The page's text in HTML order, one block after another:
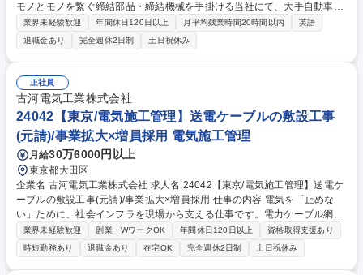
モノとモノを繋ぐ締結部品・締結機械を手掛ける当社にて、大手自動車メ
ーカー等の工場を訪問し、顧客の保全や、生産技術と連携しながら自社製
品の保全をお任せいたします。 ■設備の顧客問合せ対応 ■出荷前検査・評
価・修理 ■納入設置・保守点検 ■マニュアル作成・翻訳 ■グループ対応 ＊
緊急対応や夜間の呼び出し対応などは発生いたしません。 募集職種 【大
阪/サービスエンジニア】未経験OK/離職率3％の外資系企業/夜間・緊急対
応無
業界未経験歓迎 年間休日120日以上 月平均残業時間20時間以内
英語
退職金あり
完全週休2日制 土日祝休み
正社員
古河電気工業株式会社
24042【東京/電気施工管理】送電ケーブルの敷設工事
(元請)/事業拡大×増員採用 電気施工管理
月給30万6000円以上
東京都大田区
企業名 古河電気工業株式会社 求人名 24042【東京/電気施工管理】送電ケ
ーブルの敷設工事(元請)/事業拡大×増員採用 仕事の内容 電気を「止めな
い」ために、社会インフラを現場から支える仕事です。電力ケーブル網建
設工事の中核企業として、国内電力会社向け地中送電ケーブルおよび関連
製品の線路設計、施工管理、施工技術開発、施工設備の 開発、保守保全業
務を担当いただきます。具体的には発電所、変電所をつなぐ地中送電ケー
ブルの布設、組立工事の施工管理者として、活躍していただきます。基本
業界未経験歓迎 副業・WワークOK 年間休日120日以上
資格取得支援あり
時短勤務あり
退職金あり 在宅OK 完全週休2日制 土日祝休み